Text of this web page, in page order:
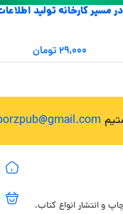
در مسیر کارخانه تولید
۲۹,۰۰۰تومان
و انتشار انواع کتاب،